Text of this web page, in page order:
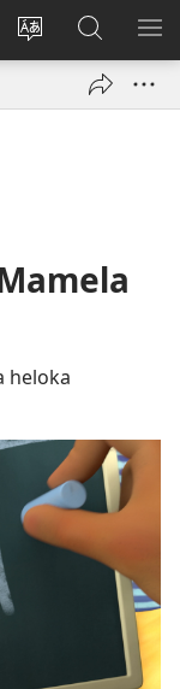
Hiova
Hiditra
(manokatra
ato
Amin’ny
heloka